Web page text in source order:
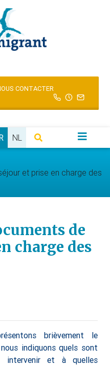
CONTACTER
NL
et prise en charge des
de
charge des
brièvement le
indiquons quels sont
intervenir et à quelles